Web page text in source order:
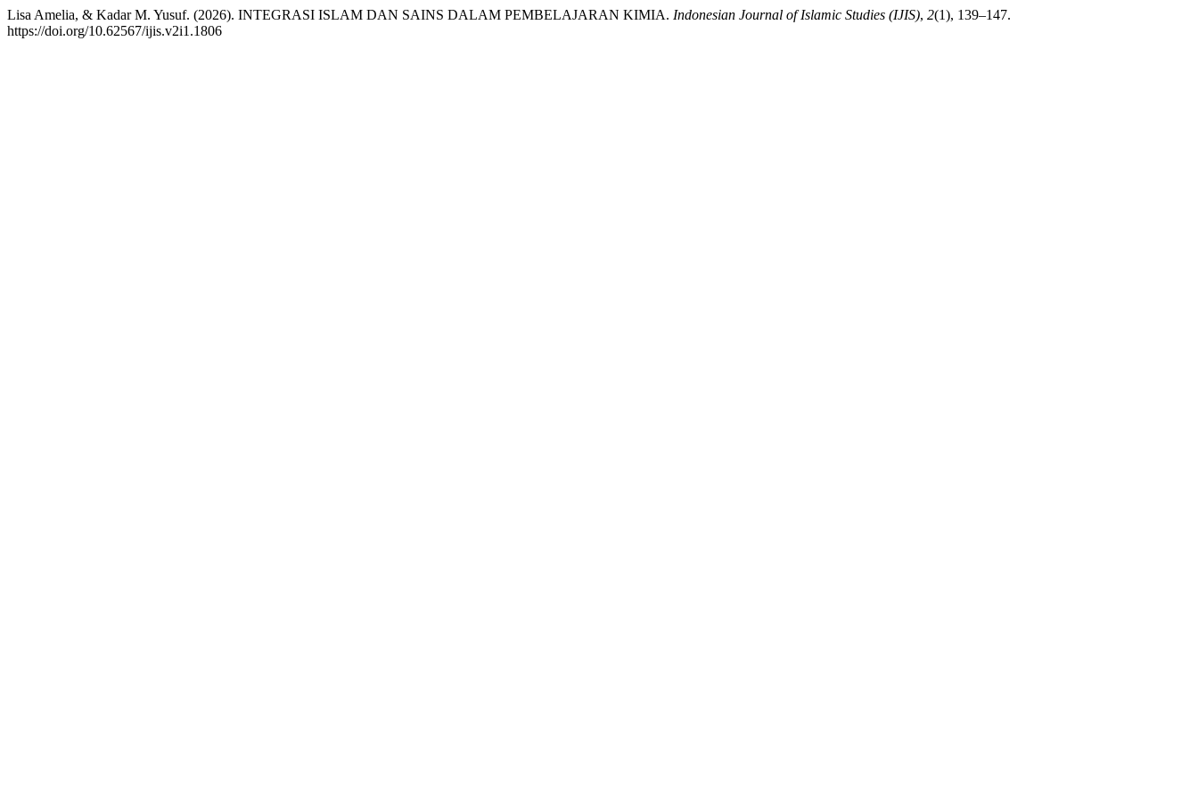
Lisa Amelia, & Kadar M. Yusuf. (2026). INTEGRASI ISLAM DAN SAINS DALAM PEMBELAJARAN KIMIA. Indonesian Journal of Islamic Studies (IJIS), 2(1), 139–147.
https://doi.org/10.62567/ijis.v2i1.1806